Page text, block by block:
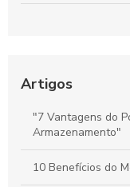
Porta Paletes
Sua Empresa
Como Escolher a
Ideal para Seu Espaço
Artigos
"7 Vantagens do
Armazenamento"
10 Benefícios do